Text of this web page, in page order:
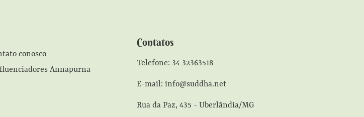
conosco
Annapurna
Contatos
Telefone: 34 32363518
E-mail: info@suddha.net
Rua da Paz, 435 - Uberlândia/MG